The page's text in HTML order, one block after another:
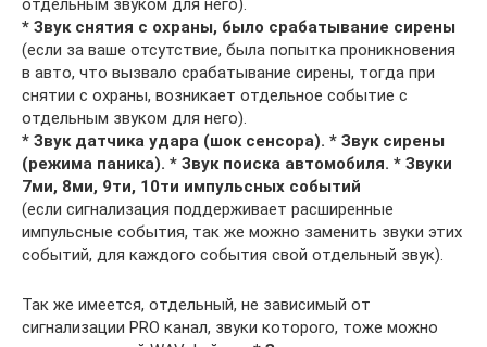
отдельным звуком для него).
* Звук снятия с охраны, было срабатывание сирены
(если за ваше отсутствие, была попытка проникновения
в авто, что вызвало срабатывание сирены, тогда при
снятии с охраны, возникает отдельное событие с
отдельным звуком для него).
* Звук датчика удара (шок сенсора). * Звук сирены
(режима паника). * Звук поиска автомобиля. * Звуки
7ми, 8ми, 9ти, 10ти импульсных событий
(если сигнализация поддерживает расширенные
импульсные события, так же можно заменить звуки этих
событий, для каждого события свой отдельный звук).
Так же имеется, отдельный, не зависимый от
сигнализации PRO канал, звуки которого, тоже можно